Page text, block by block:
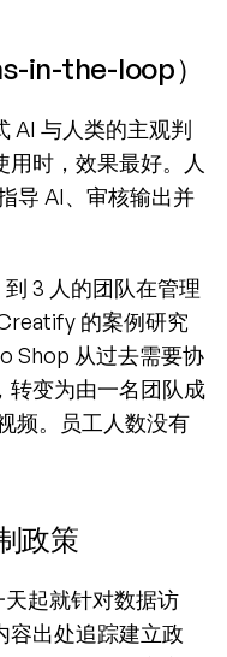
in-the-loop）
AI 与人类的主观判
时，效果最好。人
导 AI、审核输出并
3 人的团队在管理
的案例研究
Shop 从过去需要协
转变为由一名团队成
频。员工人数没有
政策
起就针对数据访
容出处追踪建立政